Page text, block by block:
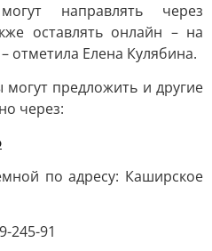
направлять через
оставлять онлайн – на
отметила Елена Кулябина.
предложить и другие
через:
по адресу: Каширское
245-91